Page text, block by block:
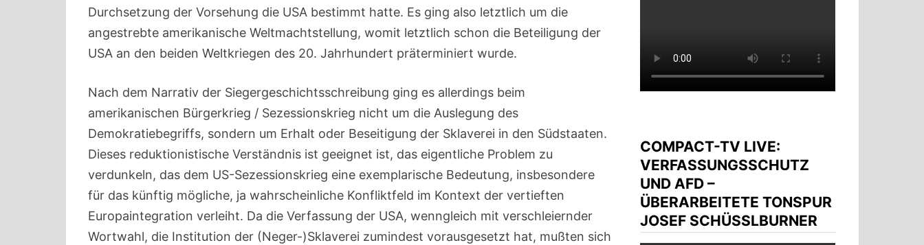
Durchsetzung der Vorsehung die USA bestimmt hatte. Es ging also letztlich um die
angestrebte amerikanische Weltmachtstellung, womit letztlich schon die Beteiligung der
USA an den beiden Weltkriegen des 20. Jahrhundert präterminiert wurde.
Nach dem Narrativ der Siegergeschichtsschreibung ging es allerdings beim
amerikanischen Bürgerkrieg / Sezessionskrieg nicht um die Auslegung des
Demokratiebegriffs, sondern um Erhalt oder Beseitigung der Sklaverei in den Südstaaten.
Dieses reduktionistische Verständnis ist geeignet ist, das eigentliche Problem zu
verdunkeln, das dem US-Sezessionskrieg eine exemplarische Bedeutung, insbesondere
für das künftig mögliche, ja wahrscheinliche Konfliktfeld im Kontext der vertieften
Europaintegration verleiht. Da die Verfassung der USA, wenngleich mit verschleiernder
Wortwahl, die Institution der (Neger-)Sklaverei zumindest vorausgesetzt hat, mußten sich
COMPACT-TV LIVE:
VERFASSUNGSSCHUTZ
UND AFD –
ÜBERARBEITETE TONSPUR
JOSEF SCHÜSSLBURNER